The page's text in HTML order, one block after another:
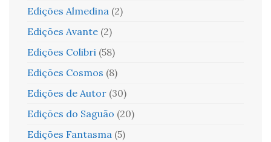
Edições Almedina (2)
Edições Avante (2)
Edições Colibri (58)
Edições Cosmos (8)
Edições de Autor (30)
Edições do Saguão (20)
Edições Fantasma (5)